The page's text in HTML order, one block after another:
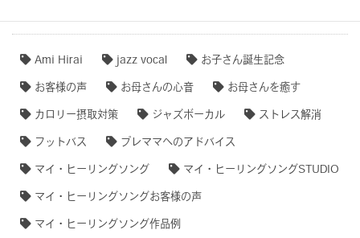
Ami Hirai jazz vocal お子さん誕生記念
お客様の声 お母さんの心音 お母さんを癒す
カロリー摂取対策 ジャズボーカル ストレス解消
フットバス プレママへのアドバイス
マイ・ヒーリングソング マイ・ヒーリングソングSTUDIO
マイ・ヒーリングソングお客様の声
マイ・ヒーリングソング作品例